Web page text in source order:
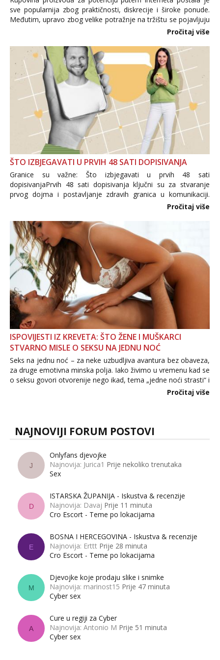
sve popularnija zbog praktičnosti, diskrecije i široke ponude.
Međutim, upravo zbog velike potražnje na tržištu se pojavljuju
i brojni krivotvoreni proizvodi, nepouzdane internetske
Pročitaj više
ŠTO IZBJEGAVATI U PRVIH 48 SATI DOPISIVANJA
Granice su važne: Što izbjegavati u prvih 48 sati
dopisivanjaPrvih 48 sati dopisivanja ključni su za stvaranje
prvog dojma i postavljanje zdravih granica u komunikaciji.
Važno je izbjeći prebrzo otkrivanje osobnih ili intimnih
informacija, jer nepoznata osoba još nije zaslužila to
povjerenje. Takođe...
Pročitaj više
ISPOVIJESTI IZ KREVETA: ŠTO ŽENE I MUŠKARCI
STVARNO MISLE O SEKSU NA JEDNU NOĆ
Seks na jednu noć – za neke uzbudljiva avantura bez obaveza,
za druge emotivna minska polja. Iako živimo u vremenu kad se
o seksu govori otvorenije nego ikad, tema „jedne noći strasti“ i
dalje izaziva burne rasprave. Što zapravo misle žene, a što
Pročitaj više
NAJNOVIJI FORUM POSTOVI
J
Onlyfans djevojke
Najnovija: Jurica1 Prije nekoliko trenutaka
Sex
D
ISTARSKA ŽUPANIJA - Iskustva & recenzije
Najnovija: Davaj Prije 11 minuta
Cro Escort - Teme po lokacijama
E
BOSNA I HERCEGOVINA - Iskustva & recenzije
Najnovija: Erttt Prije 28 minuta
Cro Escort - Teme po lokacijama
M
Djevojke koje prodaju slike i snimke
Najnovija: marinost15 Prije 47 minuta
Cyber sex
A
Cure u regiji za Cyber
Najnovija: Antonio M Prije 51 minuta
Cyber sex